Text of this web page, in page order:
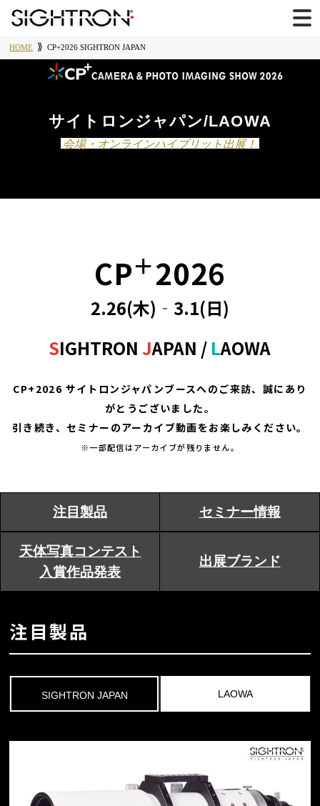
HOME CP+2026 SIGHTRON JAPAN
サイトロンジャパン/LAOWA
会場・オンラインハイブリット出展！
CP＋2026
2.26(木)‐3.1(日)
SIGHTRONJAPAN / LAOWA
CP+2026 サイトロンジャパンブースへのご来訪、誠にあり
がとうございました。
引き続き、セミナーのアーカイブ動画をお楽しみください。
※一部配信はアーカイブが残りません。
注目製品 セミナー情報
天体写真コンテスト
入賞作品発表
出展ブランド
注目製品
SIGHTRON JAPAN LAOWA